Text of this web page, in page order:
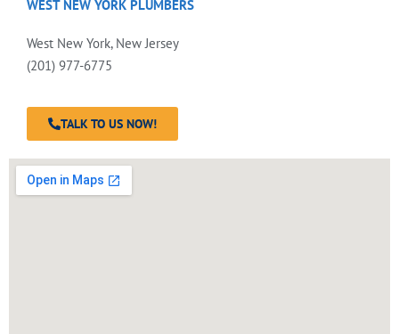
WEST NEW YORK PLUMBERS
West New York, New Jersey
(201) 977-6775
TALK TO US NOW!